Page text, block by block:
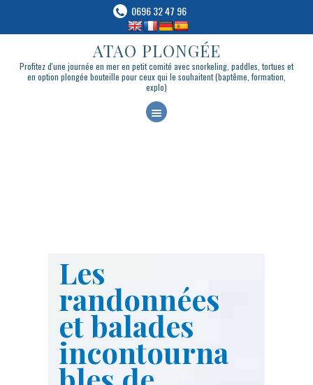
0696 32 47 96
ATAO PLONGÉE
Profitez d'une journée en mer en petit comité avec snorkeling, paddles, tortues et
en option plongée bouteille pour ceux qui le souhaitent (baptême, formation,
explo)
ATAO PLONGÉE
Profitez d'une journée en mer en petit comité avec snorkeling, paddles, tortues et en
option plongée bouteille pour ceux qui le souhaitent (baptême, formation, explo)
Les
randonnées
et balades
incontourna